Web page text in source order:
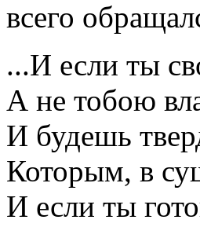
всего
...И если ты
А не тобою
И будешь
Которым, в
И если ты